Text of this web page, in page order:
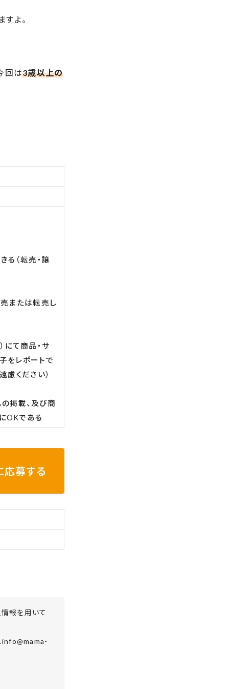
よ。
回は3歳以上の
る（転売・譲
または転売し
て商品・サ
をレポートで
慮ください）
の掲載、及び商
OKである
応募する
報を用いて